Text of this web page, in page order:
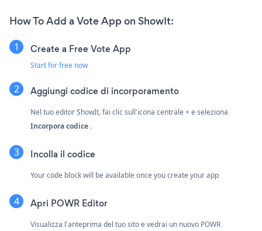
How To Add a Vote App on ShowIt:
Create a Free Vote App
Start for free now
Aggiungi codice di incorporamento
Nel tuo editor ShowIt, fai clic sull'icona centrale + e seleziona
Incorpora codice .
Incolla il codice
Your code block will be available once you create your app
Apri POWR Editor
Visualizza l'anteprima del tuo sito e vedrai un nuovo POWR